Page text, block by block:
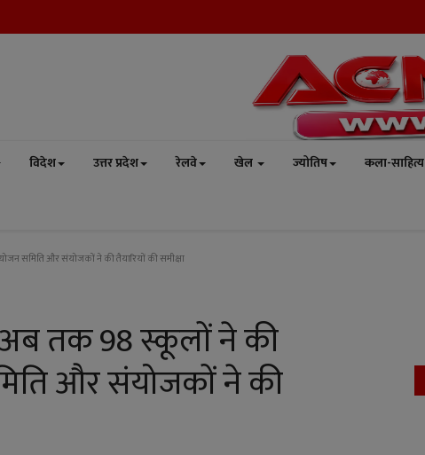
विदेश उत्तर प्रदेश रेलवे खेल ज्योतिष कला-साहित्य
समिति और संयोजकों ने की तैयारियों की समीक्षा
तक 98 स्कूलों ने की
और संयोजकों ने की